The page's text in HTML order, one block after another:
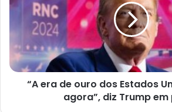
ouro
Estados
Unidos
começa
agora”,
“A era de ouro dos Estados
agora”, diz Trump em